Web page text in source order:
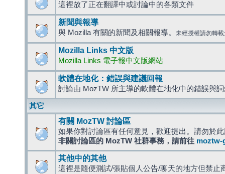
這裡放了正在翻譯中或討論中的各類文件
新聞與報導
與 Mozilla 有關的新聞及相關報導。 未經授權請勿轉
Mozilla Links 中文版
Mozilla Links 電子報中文版網站
軟體在地化：錯誤與建議回報
討論由 MozTW 所主導的軟體在地化中的錯誤與
其它
有關 MozTW 討論區
如果你對討論區有任何意見，歡迎提出。請勿於
非關討論區的 MozTW 社群事務，請前往 moztw-
其他中的其他
這裡是隨便測試/張貼個人公告/聊天的地方但禁止